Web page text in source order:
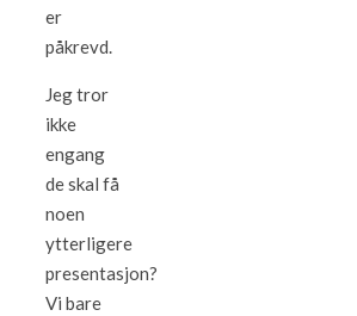
er
påkrevd.
Jeg tror
ikke
engang
de skal få
noen
ytterligere
presentasjon?
Vi bare